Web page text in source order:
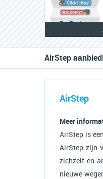
AirStep
AirStep
Meer
AirStep is
AirStep zijn
zichzelf en
nieuwe